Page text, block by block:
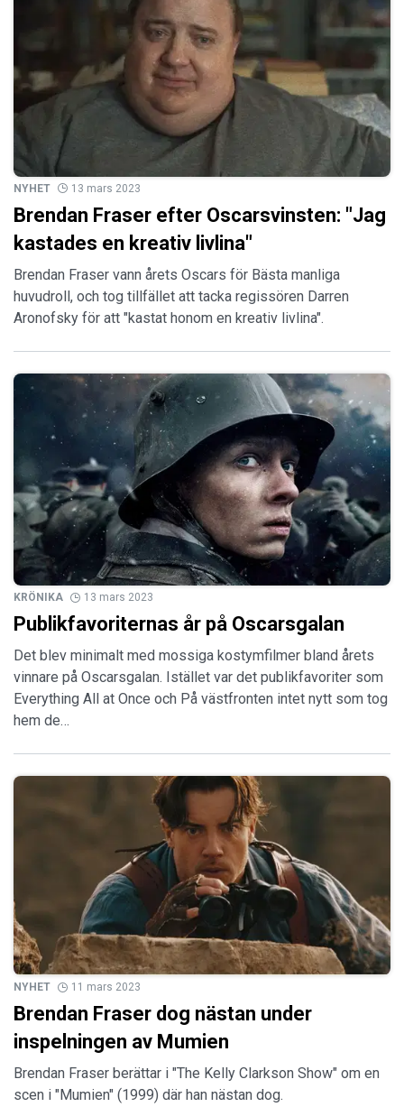
NYHET 13 mars 2023
Brendan Fraser efter Oscarsvinsten: "Jag
kastades en kreativ livlina"
Brendan Fraser vann årets Oscars för Bästa manliga
huvudroll, och tog tillfället att tacka regissören Darren
Aronofsky för att "kastat honom en kreativ livlina".
KRÖNIKA 13 mars 2023
Publikfavoriternas år på Oscarsgalan
Det blev minimalt med mossiga kostymfilmer bland årets
vinnare på Oscarsgalan. Istället var det publikfavoriter som
Everything All at Once och På västfronten intet nytt som tog
hem de…
NYHET 11 mars 2023
Brendan Fraser dog nästan under
inspelningen av Mumien
Brendan Fraser berättar i "The Kelly Clarkson Show" om en
scen i "Mumien" (1999) där han nästan dog.